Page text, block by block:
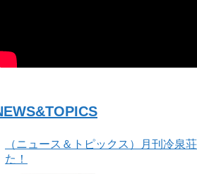
（ニュース＆トピックス）月刊冷泉
た！